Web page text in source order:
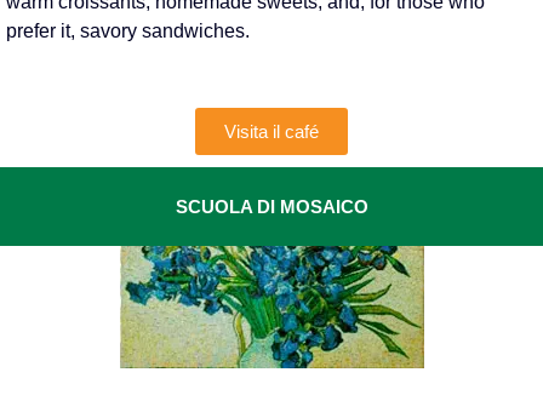
prefer it, savory sandwiches.
Visita il café
SCUOLA DI MOSAICO